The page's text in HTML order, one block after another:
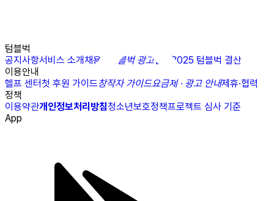
텀블벅
공지사항서비스 소개채용N 텀블벅 광고센터
2025 텀블벅 결산
이용안내
헬프 센터첫 후원 가이드창작자 가이드요금제 · 광고 안내제휴·협력
정책
이용약관개인정보처리방침청소년보호정책프로젝트 심사 기준
App